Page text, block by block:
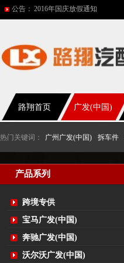
公告： 2016年国庆放假通知
五一放假通知
2017年春节放假通知
路翔首页 广发(中国)
热门关键词： 广州广发(中国) 拆车件
产品系列
跨境专供
宝马广发(中国)
奔驰广发(中国)
沃尔沃广发(中国)